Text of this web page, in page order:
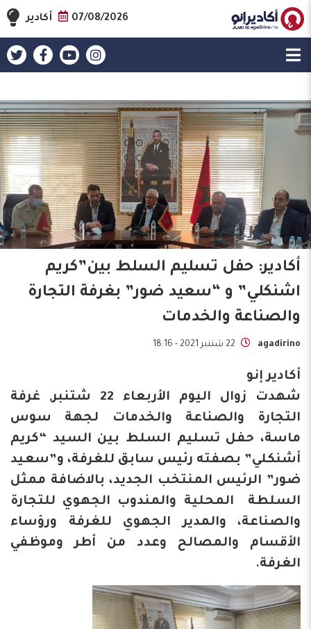
07/08/2026 أكادير
أكادير: حفل تسليم السلط بين”كريم
اشنكلي” و “سعيد ضور” بغرفة التجارة
والصناعة والخدمات
agadirino 22 شتنبر 2021 - 18:16
أكادير إنو
شهدت زوال اليوم الأربعاء 22 شتنبر, غرفة
التجارة والصناعة والخدمات لجهة سوس
ماسة، حفل تسليم السلط بين السيد “كريم
أشنكلي” بصفته رئيس سابق للغرفة، و”سعيد
ضور” الرئيس المنتخب الجديد، بالاضافة ممثل
السلطة المحلية والمندوب الجهوي للتجارة
والصناعة، والمدير الجهوي للغرفة ورؤساء
الأقسام والمصالح وعدد من أطر وموظفي
الغرفة.